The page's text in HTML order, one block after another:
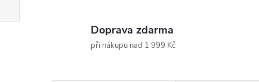
Doprava zdarma
při nákupu nad 1 999 Kč